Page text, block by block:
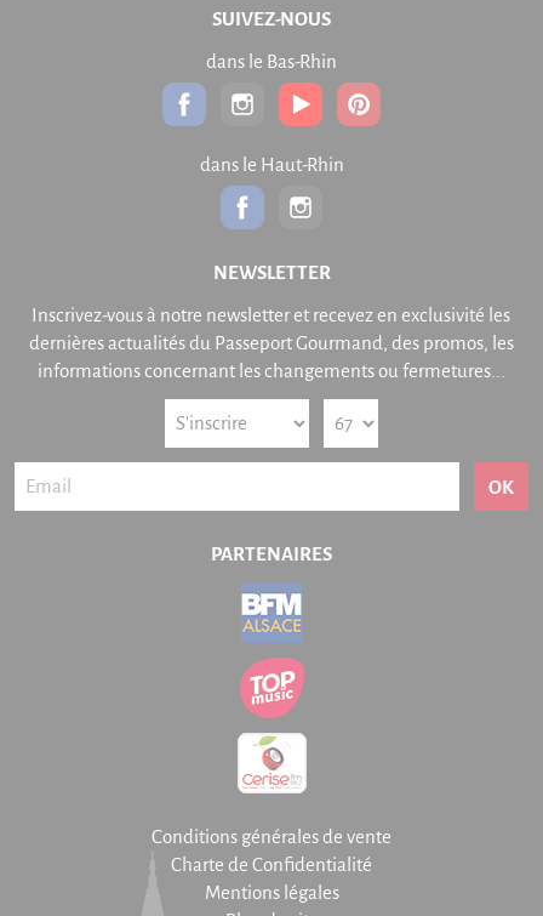
SUIVEZ-NOUS
dans le Bas-Rhin
dans le Haut-Rhin
NEWSLETTER
Inscrivez-vous à notre newsletter et recevez en exclusivité les
dernières actualités du Passeport Gourmand, des promos, les
informations concernant les changements ou fermetures...
OK
PARTENAIRES
Conditions générales de vente
Charte de Confidentialité
Mentions légales